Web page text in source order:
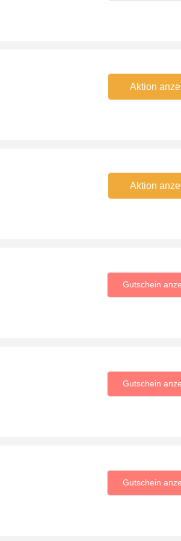
Aktion
Aktion
Gutschein
Gutschein
Gutschein